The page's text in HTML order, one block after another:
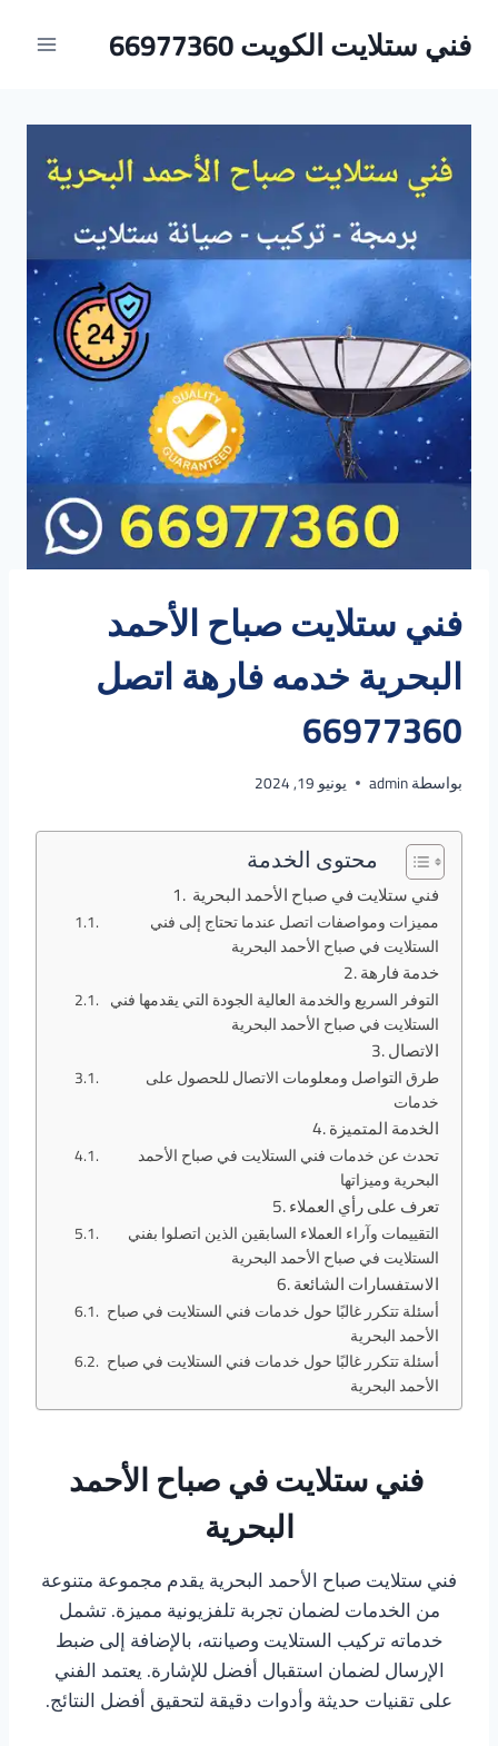
المحتوى
فني ستلايت الكويت 66977360
فني ستلايت صباح الأحمد
البحرية خدمه فارهة اتصل
66977360
بواسطةadmin يونيو 19, 2024
محتوى الخدمة
فني ستلايت في صباح الأحمد البحرية
مميزات ومواصفات اتصل عندما تحتاج إلى فني
الستلايت في صباح الأحمد البحرية
خدمة فارهة
التوفر السريع والخدمة العالية الجودة التي يقدمها فني
الستلايت في صباح الأحمد البحرية
الاتصال
طرق التواصل ومعلومات الاتصال للحصول على
خدمات
الخدمة المتميزة
تحدث عن خدمات فني الستلايت في صباح الأحمد
البحرية وميزاتها
تعرف على رأي العملاء
التقييمات وآراء العملاء السابقين الذين اتصلوا بفني
الستلايت في صباح الأحمد البحرية
الاستفسارات الشائعة
أسئلة تتكرر غالبًا حول خدمات فني الستلايت في صباح
الأحمد البحرية
أسئلة تتكرر غالبًا حول خدمات فني الستلايت في صباح
الأحمد البحرية
فني ستلايت في صباح الأحمد
البحرية
فني ستلايت صباح الأحمد البحرية يقدم مجموعة متنوعة
من الخدمات لضمان تجربة تلفزيونية مميزة. تشمل
خدماته تركيب الستلايت وصيانته، بالإضافة إلى ضبط
الإرسال لضمان استقبال أفضل للإشارة. يعتمد الفني
على تقنيات حديثة وأدوات دقيقة لتحقيق أفضل النتائج.